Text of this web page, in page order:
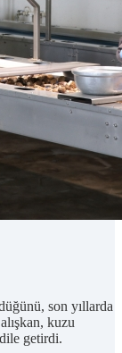
son yıllarda
kuzu
getirdi.